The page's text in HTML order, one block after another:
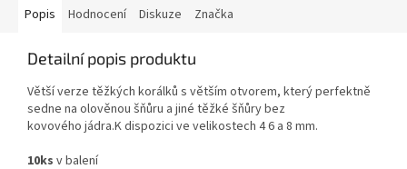
Popis Hodnocení Diskuze Značka
Detailní popis produktu
Větší verze těžkých korálků s větším otvorem, který perfektně
sedne na olověnou šňůru a jiné těžké šňůry bez
kovového jádra.K dispozici ve velikostech 4 6 a 8 mm.
10ks v balení